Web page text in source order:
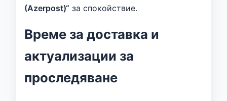
(Azerpost)“ за спокойствие.
Време за доставка и
актуализации за
проследяване